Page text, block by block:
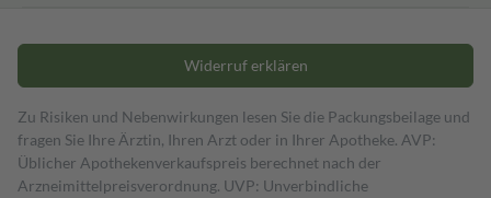
Widerruf erklären
Zu Risiken und Nebenwirkungen lesen Sie die Packungsbeilage und
fragen Sie Ihre Ärztin, Ihren Arzt oder in Ihrer Apotheke. AVP:
Üblicher Apothekenverkaufspreis berechnet nach der
Arzneimittelpreisverordnung. UVP: Unverbindliche